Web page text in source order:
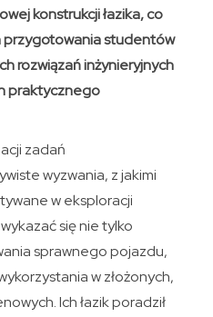
konstrukcji łazika, co
przygotowania studentów
rozwiązań inżynieryjnych
praktycznego
zadań
wyzwania, z jakimi
w eksploracji
się nie tylko
sprawnego pojazdu,
w złożonych,
Ich łazik poradził